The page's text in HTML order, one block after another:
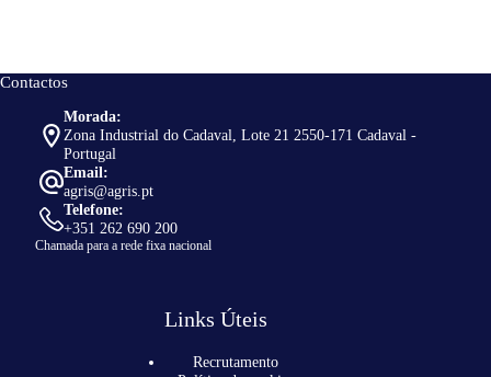
Contactos
Morada:
Zona Industrial do Cadaval, Lote 21 2550-171 Cadaval -
Portugal
Email:
agris@agris.pt
Telefone:
+351 262 690 200
Chamada para a rede fixa nacional
Links Úteis
Recrutamento